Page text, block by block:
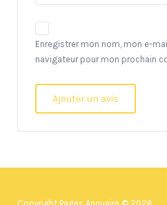
Enregistrer mon nom, mon e-
navigateur pour mon prochain